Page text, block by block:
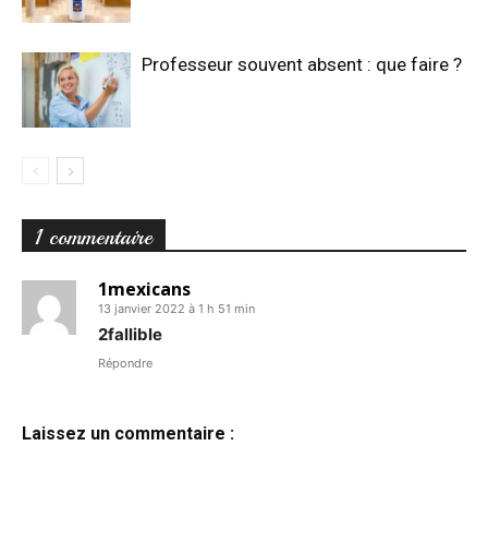
Professeur souvent absent : que faire ?
1 commentaire
1mexicans
13 janvier 2022 à 1 h 51 min
2fallible
Répondre
Laissez un commentaire :